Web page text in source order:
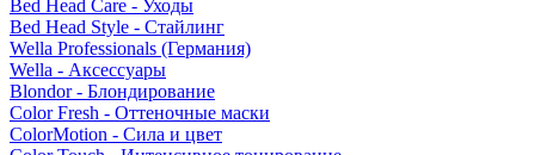
Bed Head Care - Уходы
Bed Head Style - Стайлинг
Wella Professionals (Германия)
Wella - Аксессуары
Blondor - Блондирование
Color Fresh - Оттеночные маски
ColorMotion - Сила и цвет